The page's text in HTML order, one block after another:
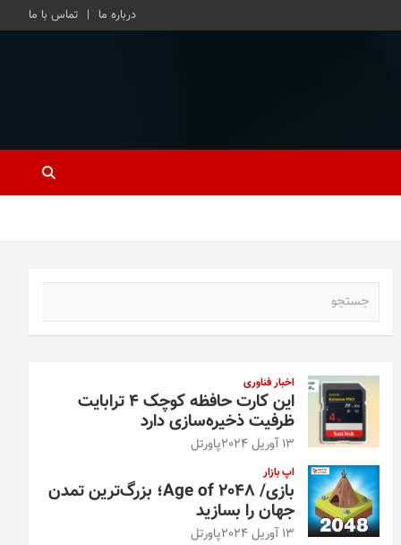
درباره ما تماس با ما
اخبار فناوری
این کارت حافظه کوچک ۴ ترابایت
ظرفیت ذخیره‌سازی دارد
13 آوریل 2024 پاورتل
اپ بازار
بازی/ Age of 2048؛ بزرگ‌ترین تمدن
جهان را بسازید
13 آوریل 2024 پاورتل